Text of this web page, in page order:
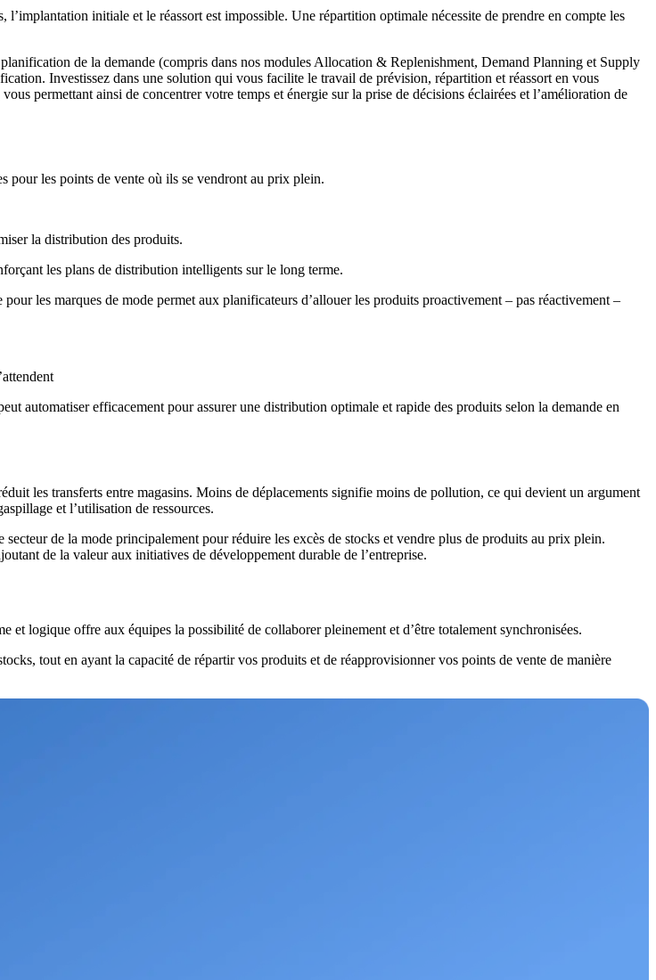
initiale et le réassort est impossible. Une répartition optimale nécessite de prendre en compte les
de la demande (compris dans nos modules Allocation & Replenishment, Demand Planning et Supply
Investissez dans une solution qui vous facilite le travail de prévision, répartition et réassort en vous
permettant ainsi de concentrer votre temps et énergie sur la prise de décisions éclairées et l’amélioration de
pour les points de vente où ils se vendront au prix plein.
la distribution des produits.
les plans de distribution intelligents sur le long terme.
les marques de mode permet aux planificateurs d’allouer les produits proactivement – pas réactivement –
automatiser efficacement pour assurer une distribution optimale et rapide des produits selon la demande en
les transferts entre magasins. Moins de déplacements signifie moins de pollution, ce qui devient un argument
et l’utilisation de ressources.
de la mode principalement pour réduire les excès de stocks et vendre plus de produits au prix plein.
de la valeur aux initiatives de développement durable de l’entreprise.
logique offre aux équipes la possibilité de collaborer pleinement et d’être totalement synchronisées.
tout en ayant la capacité de répartir vos produits et de réapprovisionner vos points de vente de manière